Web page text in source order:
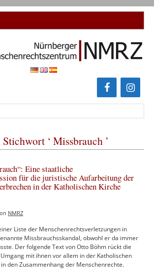
‘ Missbrauch ’
Eine staatliche
für die juristische Aufarbeitung der
in der Katholischen Kirche
NMRZ
Liste der Menschenrechtsverletzungen in
Missbrauchsskandal, obwohl er da immer
Der folgende Text von Otto Böhm rückt die
mit ihnen vor allem in der Katholischen
den Zusammenhang der Menschenrechte.